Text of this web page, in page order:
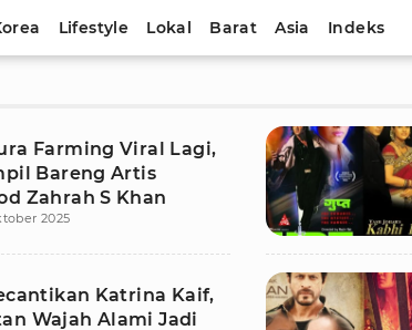
Lifestyle Lokal Barat Asia Indeks
Farming Viral Lagi,
Bareng Artis
Zahrah S Khan
2025
Katrina Kaif,
Wajah Alami Jadi